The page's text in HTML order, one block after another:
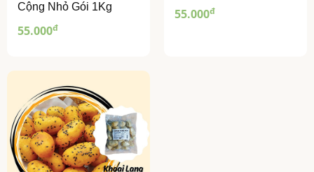
Cộng Nhỏ Gói 1Kg
55.000đ
55.000đ